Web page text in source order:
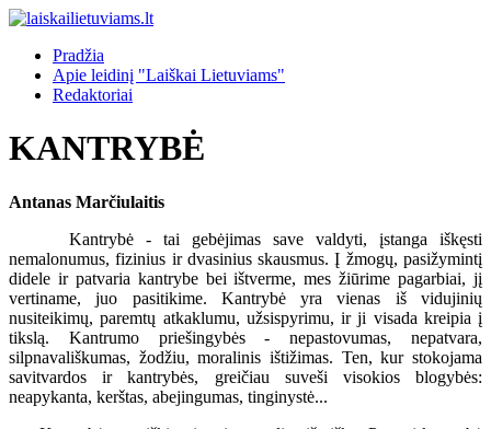
Pradžia
Apie leidinį "Laiškai Lietuviams"
Redaktoriai
KANTRYBĖ
Antanas Marčiulaitis
Kantrybė - tai gebėjimas save valdyti, įstanga iškęsti
nemalonumus, fizinius ir dvasinius skausmus. Į žmogų, pasižymintį
didele ir patvaria kantrybe bei ištverme, mes žiūrime pagarbiai, jį
vertiname, juo pasitikime. Kantrybė yra vienas iš vidujinių
nusiteikimų, paremtų atkaklumu, užsispyrimu, ir ji visada kreipia į
tikslą. Kantrumo priešingybės - nepastovumas, nepatvara,
silpnavališkumas, žodžiu, moralinis ištižimas. Ten, kur stokojama
savitvardos ir kantrybės, greičiau suveši visokios blogybės:
neapykanta, kerštas, abejingumas, tinginystė...